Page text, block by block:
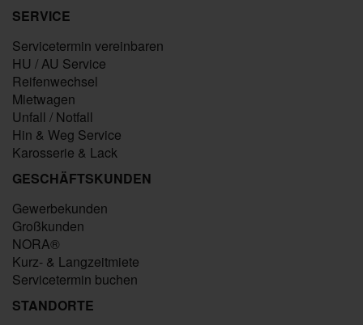
SERVICE
Servicetermin vereinbaren
HU / AU Service
Reifenwechsel
Mietwagen
Unfall / Notfall
Hin & Weg Service
Karosserie & Lack
GESCHÄFTSKUNDEN
Gewerbekunden
Großkunden
NORA®
Kurz- & Langzeitmiete
Servicetermin buchen
STANDORTE